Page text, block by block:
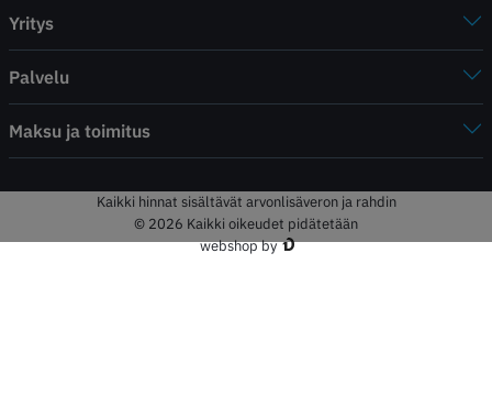
Yritys
Palvelu
Maksu ja toimitus
Kaikki hinnat sisältävät arvonlisäveron ja rahdin
© 2026 Kaikki oikeudet pidätetään
webshop by